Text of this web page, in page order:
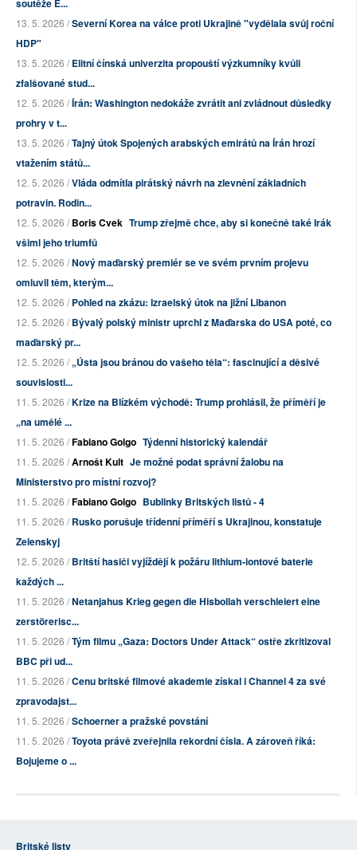
soutěže E...
13. 5. 2026 /Severní Korea na válce proti Ukrajině "vydělala svůj roční
HDP"
13. 5. 2026 /Elitní čínská univerzita propouští výzkumníky kvůli
zfalšované stud...
12. 5. 2026 /Írán: Washington nedokáže zvrátit ani zvládnout důsledky
prohry v t...
13. 5. 2026 /Tajný útok Spojených arabských emirátů na Írán hrozí
vtažením států...
12. 5. 2026 /Vláda odmítla pirátský návrh na zlevnění základních
potravin. Rodin...
12. 5. 2026 /Boris Cvek Trump zřejmě chce, aby si konečně také Irák
všiml jeho triumfů
12. 5. 2026 /Nový maďarský premiér se ve svém prvním projevu
omluvil těm, kterým...
12. 5. 2026 /Pohled na zkázu: Izraelský útok na jižní Libanon
12. 5. 2026 /Bývalý polský ministr uprchl z Maďarska do USA poté, co
maďarský pr...
12. 5. 2026 /„Ústa jsou bránou do vašeho těla“: fascinující a děsivé
souvislosti...
11. 5. 2026 /Krize na Blízkém východě: Trump prohlásil, že příměří je
„na umělé ...
11. 5. 2026 /Fabiano Golgo Týdenní historický kalendář
11. 5. 2026 /Arnošt Kult Je možné podat správní žalobu na
Ministerstvo pro místní rozvoj?
11. 5. 2026 /Fabiano Golgo Bublinky Britských listů - 4
11. 5. 2026 /Rusko porušuje třídenní příměří s Ukrajinou, konstatuje
Zelenskyj
12. 5. 2026 /Britští hasiči vyjíždějí k požáru lithium-iontové baterie
každých ...
11. 5. 2026 /Netanjahus Krieg gegen die Hisbollah verschleiert eine
zerstörerisc...
11. 5. 2026 /Tým filmu „Gaza: Doctors Under Attack“ ostře zkritizoval
BBC při ud...
11. 5. 2026 /Cenu britské filmové akademie získal i Channel 4 za své
zpravodajst...
11. 5. 2026 /Schoerner a pražské povstání
11. 5. 2026 /Toyota právě zveřejnila rekordní čísla. A zároveň říká:
Bojujeme o ...
Britské listy